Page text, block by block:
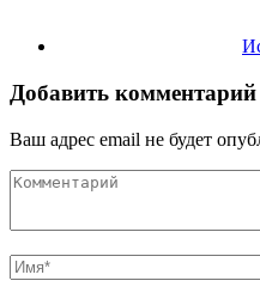
Добавить комментарий
Ваш адрес email не будет